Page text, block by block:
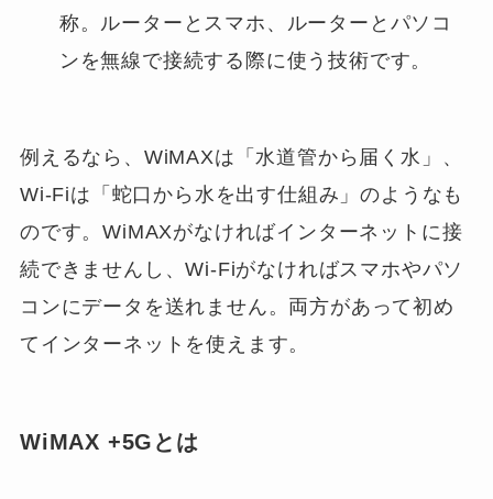
称。ルーターとスマホ、ルーターとパソコ
ンを無線で接続する際に使う技術です。
例えるなら、WiMAXは「水道管から届く水」、
Wi-Fiは「蛇口から水を出す仕組み」のようなも
のです。WiMAXがなければインターネットに接
続できませんし、Wi-Fiがなければスマホやパソ
コンにデータを送れません。両方があって初め
てインターネットを使えます。
WiMAX +5Gとは